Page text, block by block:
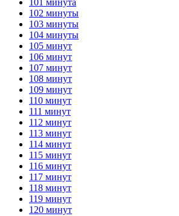
102 минуты
103 минуты
104 минуты
105 минут
106 минут
107 минут
108 минут
109 минут
110 минут
111 минут
112 минут
113 минут
114 минут
115 минут
116 минут
117 минут
118 минут
119 минут
120 минут